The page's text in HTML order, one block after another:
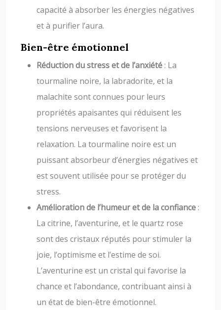
capacité à absorber les énergies négatives
et à purifier l’aura.
Bien-être émotionnel
Réduction du stress et de l’anxiété: La
tourmaline noire, la labradorite, et la
malachite sont connues pour leurs
propriétés apaisantes qui réduisent les
tensions nerveuses et favorisent la
relaxation. La tourmaline noire est un
puissant absorbeur d’énergies négatives et
est souvent utilisée pour se protéger du
stress.
Amélioration de l’humeur et de la confiance:
La citrine, l’aventurine, et le quartz rose
sont des cristaux réputés pour stimuler la
joie, l’optimisme et l’estime de soi.
L’aventurine est un cristal qui favorise la
chance et l’abondance, contribuant ainsi à
un état de bien-être émotionnel.